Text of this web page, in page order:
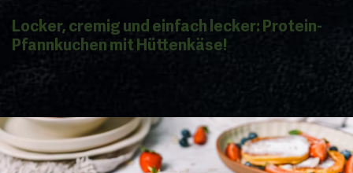
Locker, cremig und einfach lecker: Protein-
Pfannkuchen mit Hüttenkäse!